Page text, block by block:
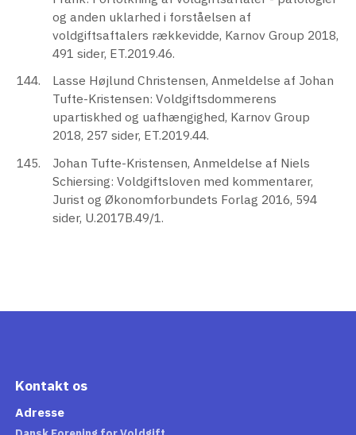
og anden uklarhed i forståelsen af
voldgiftsaftalers rækkevidde, Karnov Group 2018,
491 sider, ET.2019.46.
Lasse Højlund Christensen, Anmeldelse af Johan
Tufte-Kristensen: Voldgiftsdommerens
upartiskhed og uafhængighed, Karnov Group
2018, 257 sider, ET.2019.44.
Johan Tufte-Kristensen, Anmeldelse af Niels
Schiersing: Voldgiftsloven med kommentarer,
Jurist og Økonomforbundets Forlag 2016, 594
sider, U.2017B.49/1.
Kontakt os
Adresse